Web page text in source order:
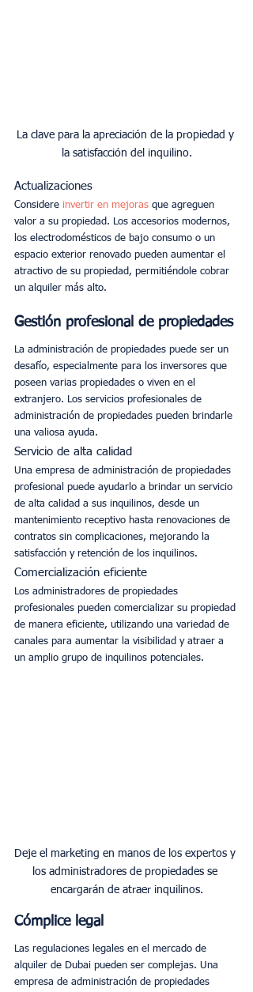
La clave para la apreciación de la propiedad y
la satisfacción del inquilino.
Actualizaciones
Considere invertir en mejoras que agreguen
valor a su propiedad. Los accesorios modernos,
los electrodomésticos de bajo consumo o un
espacio exterior renovado pueden aumentar el
atractivo de su propiedad, permitiéndole cobrar
un alquiler más alto.
Gestión profesional de propiedades
La administración de propiedades puede ser un
desafío, especialmente para los inversores que
poseen varias propiedades o viven en el
extranjero. Los servicios profesionales de
administración de propiedades pueden brindarle
una valiosa ayuda.
Servicio de alta calidad
Una empresa de administración de propiedades
profesional puede ayudarlo a brindar un servicio
de alta calidad a sus inquilinos, desde un
mantenimiento receptivo hasta renovaciones de
contratos sin complicaciones, mejorando la
satisfacción y retención de los inquilinos.
Comercialización eficiente
Los administradores de propiedades
profesionales pueden comercializar su propiedad
de manera eficiente, utilizando una variedad de
canales para aumentar la visibilidad y atraer a
un amplio grupo de inquilinos potenciales.
Deje el marketing en manos de los expertos y
los administradores de propiedades se
encargarán de atraer inquilinos.
Cómplice legal
Las regulaciones legales en el mercado de
alquiler de Dubai pueden ser complejas. Una
empresa de administración de propiedades